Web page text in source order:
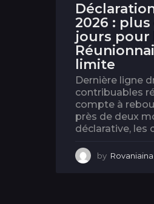
2026 :
jours pour
limite
Dernière ligne
contribuables
compte à
près de deux
déclarative, les
by Rovaniaina